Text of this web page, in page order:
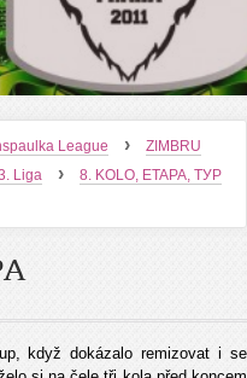
League ›
ZIMBRU
Liga › 8. KOLO, ETAPA, ТУР
když dokázalo remizovat i se